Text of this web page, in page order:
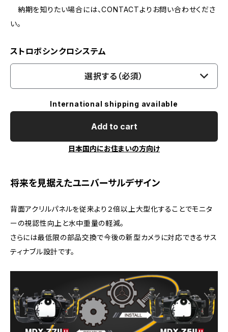
納期を知りたい場合には、CONTACTよりお問い合わせくださ
い。
ストロボシンクロシステム
選択する（必須）
International shipping available
Add to cart
日本国内にお住まいの方向け
将来を見据えたユニバーサルデザイン
背面アクリルパネルを従来より２倍以上大型化することでモニタ
ーの視認性向上と水中重量の軽減。
さらには最低限の部品交換で今後の新型カメラに対応できるサス
ティナブル設計です。